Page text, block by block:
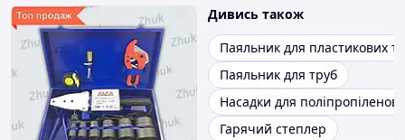
Дивись також
Паяльник для пластикових
Паяльник для труб
Насадки для
Гарячий степлер